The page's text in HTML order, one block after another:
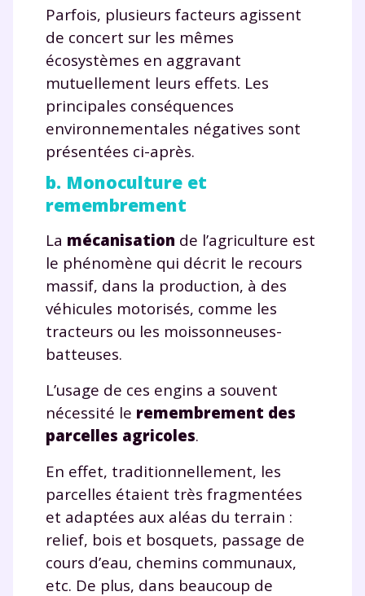
Parfois, plusieurs facteurs agissent
de concert sur les mêmes
écosystèmes en aggravant
mutuellement leurs effets. Les
principales conséquences
environnementales négatives sont
présentées ci-après.
b. Monoculture et
remembrement
La mécanisation de l’agriculture est
le phénomène qui décrit le recours
massif, dans la production, à des
véhicules motorisés, comme les
tracteurs ou les moissonneuses-
batteuses.
L’usage de ces engins a souvent
nécessité le remembrement des
parcelles agricoles.
En effet, traditionnellement, les
parcelles étaient très fragmentées
et adaptées aux aléas du terrain :
relief, bois et bosquets, passage de
cours d’eau, chemins communaux,
etc. De plus, dans beaucoup de